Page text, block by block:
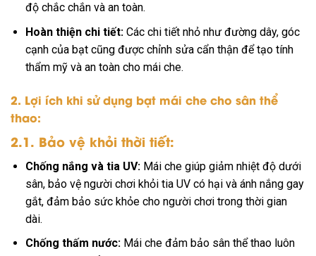
độ chắc chắn và an toàn.
Hoàn thiện chi tiết:Các chi tiết nhỏ như đường dây, góc
cạnh của bạt cũng được chỉnh sửa cẩn thận để tạo tính
thẩm mỹ và an toàn cho mái che.
2. Lợi ích khi sử dụng bạt mái che cho sân thể
thao:
2.1. Bảo vệ khỏi thời tiết:
Chống nắng và tia UV:Mái che giúp giảm nhiệt độ dưới
sân, bảo vệ người chơi khỏi tia UV có hại và ánh nắng gay
gắt, đảm bảo sức khỏe cho người chơi trong thời gian
dài.
Chống thấm nước:Mái che đảm bảo sân thể thao luôn